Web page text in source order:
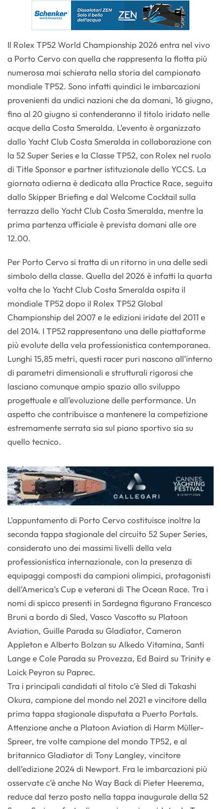
Il Rolex TP52 World Championship 2026 entra nel vivo
a Porto Cervo con quella che rappresenta la flotta più
numerosa mai schierata nella storia del campionato
mondiale TP52. Sono infatti quindici le imbarcazioni
provenienti da undici nazioni che da domani, 16 giugno,
fino al 20 giugno si contenderanno il titolo iridato nelle
acque della Costa Smeralda. L’evento è organizzato
dallo Yacht Club Costa Smeralda in collaborazione con
la 52 Super Series e la Classe TP52, con Rolex nel ruolo
di Title Sponsor e partner istituzionale dello YCCS. La
giornata odierna è dedicata alla Practice Race, seguita
dallo Skipper Briefing e dal Welcome Cocktail sulla
terrazza dello Yacht Club Costa Smeralda, mentre la
prima partenza ufficiale è prevista domani alle ore
12.00.
Per Porto Cervo si tratta di un ritorno in una delle sedi
simbolo della classe. Quella del 2026 è infatti la quarta
volta che lo Yacht Club Costa Smeralda ospita il
mondiale TP52 dopo il Rolex TP52 Global
Championship del 2007 e le edizioni iridate del 2011 e
del 2014. I TP52 rappresentano una delle piattaforme
più evolute della vela professionistica contemporanea.
Lunghi 15,85 metri, questi racer puri nascono all’interno
di parametri dimensionali e strutturali rigorosi che
lasciano comunque ampio spazio allo sviluppo
progettuale e all’evoluzione delle performance. Un
aspetto che contribuisce a mantenere la competizione
estremamente serrata sia sul piano sportivo sia su
quello tecnico.
L’appuntamento di Porto Cervo costituisce inoltre la
seconda tappa stagionale del circuito 52 Super Series,
considerato uno dei massimi livelli della vela
professionistica internazionale, con la presenza di
equipaggi composti da campioni olimpici, protagonisti
dell’America’s Cup e veterani di The Ocean Race. Tra i
nomi di spicco presenti in Sardegna figurano Francesco
Bruni a bordo di Sled, Vasco Vascotto su Platoon
Aviation, Guille Parada su Gladiator, Cameron
Appleton e Alberto Bolzan su Alkedo Vitamina, Santi
Lange e Cole Parada su Provezza, Ed Baird su Trinity e
Loick Peyron su Paprec.
Tra i principali candidati al titolo c’è Sled di Takashi
Okura, campione del mondo nel 2021 e vincitore della
prima tappa stagionale disputata a Puerto Portals.
Attenzione anche a Platoon Aviation di Harm Müller-
Spreer, tre volte campione del mondo TP52, e al
britannico Gladiator di Tony Langley, vincitore
dell’edizione 2024 di Newport. Fra le imbarcazioni più
osservate c’è anche No Way Back di Pieter Heerema,
reduce dal terzo posto nella tappa inaugurale della 52